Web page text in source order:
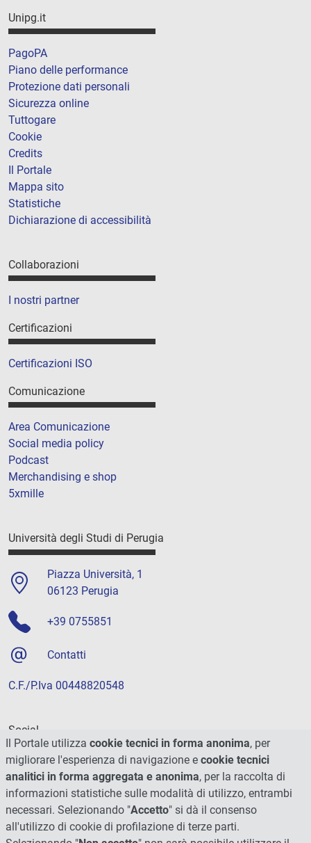
Unipg.it
PagoPA
Piano delle performance
Protezione dati personali
Sicurezza online
Tuttogare
Cookie
Credits
Il Portale
Mappa sito
Statistiche
Dichiarazione di accessibilità
Collaborazioni
I nostri partner
Certificazioni
Certificazioni ISO
Comunicazione
Area Comunicazione
Social media policy
Podcast
Merchandising e shop
5xmille
Università degli Studi di Perugia
Piazza Università, 1
06123 Perugia
+39 0755851
Contatti
C.F./P.Iva 00448820548
Social
Il Portale utilizza cookie tecnici in forma anonima, per
migliorare l'esperienza di navigazione e cookie tecnici
analitici in forma aggregata e anonima, per la raccolta di
informazioni statistiche sulle modalità di utilizzo, entrambi
necessari. Selezionando "Accetto" si dà il consenso
all'utilizzo di cookie di profilazione di terze parti.